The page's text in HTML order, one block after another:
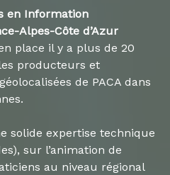
en Information
Alpes-Côte d’Azur
place il y a plus de 20
producteurs et
de PACA dans
solide expertise technique
sur l’animation de
au niveau régional